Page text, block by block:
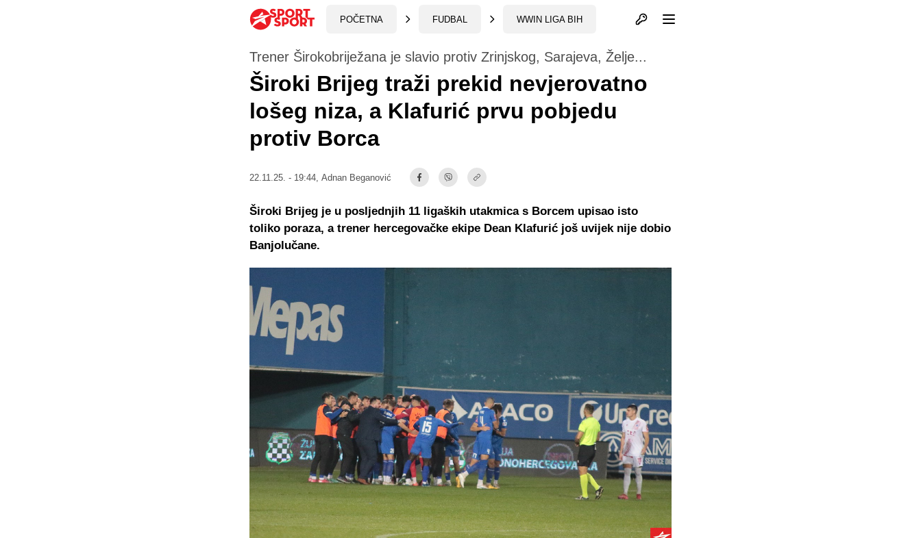
POČETNA FUDBAL WWIN LIGA BIH Otvori profil
Trener Širokobriježana je slavio protiv Zrinjskog, Sarajeva, Želje...
Široki Brijeg traži prekid nevjerovatno
lošeg niza, a Klafurić prvu pobjedu
protiv Borca
22.11.25. - 19:44, Adnan Beganović
Široki Brijeg je u posljednjih 11 ligaških utakmica s Borcem upisao isto
toliko poraza, a trener hercegovačke ekipe Dean Klafurić još uvijek nije dobio
Banjolučane.